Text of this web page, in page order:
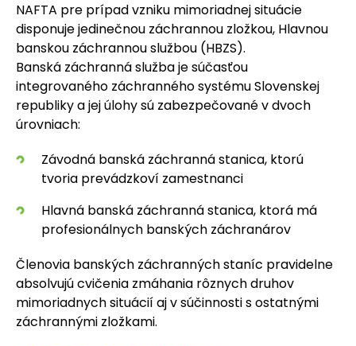
NAFTA pre prípad vzniku mimoriadnej situácie
disponuje jedinečnou záchrannou zložkou, Hlavnou
banskou záchrannou službou (HBZS).
Banská záchranná služba je súčasťou
integrovaného záchranného systému Slovenskej
republiky a jej úlohy sú zabezpečované v dvoch
úrovniach:
Závodná banská záchranná stanica, ktorú
tvoria prevádzkoví zamestnanci
Hlavná banská záchranná stanica, ktorá má
profesionálnych banských záchranárov
Členovia banských záchranných staníc pravidelne
absolvujú cvičenia zmáhania rôznych druhov
mimoriadnych situácií aj v súčinnosti s ostatnými
záchrannými zložkami.